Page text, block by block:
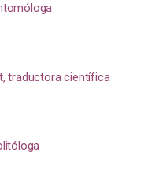
traductora científica